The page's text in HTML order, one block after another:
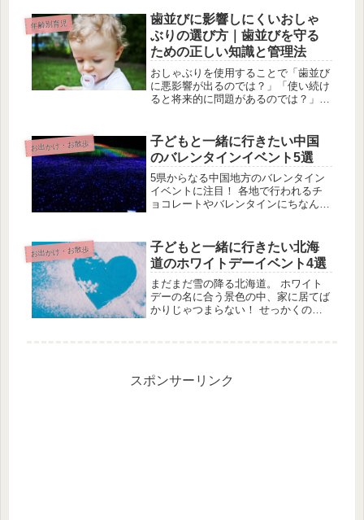
年齢別育児
歯並びに影響しにくいおしゃ
ぶりの選び方｜歯並びを守る
ための正しい知識と管理法
おしゃぶりを使用することで「歯並び
に悪影響が出るのでは？」「使い続け
ると将来的に問題があるのでは？」と
ている時や、寝かしつけがうまくいか
ない時、おしゃぶりが頼りになること
も...
お出かけ・お散歩
子どもと一緒に行きたい中国
のバレンタインイベント5選
5県からなる中国地方のバレンタイン
イベントに注目！ 各地で行われるチ
ョコレートやバレンタインにちなんだ
なら行ってみてもいいかも！ バレン
タインイベントにみんなで遠出もオス
ス...
お出かけ・お散歩
子どもと一緒に行きたい北海
道のホワイトデーイベント4選
まだまだ雪の降る北海道。 ホワイト
デーの名に合う景色の中、家に居てば
かりじゃつまらない！ せっかくのイ
ース...
スポンサーリンク